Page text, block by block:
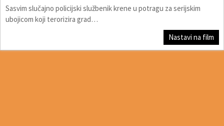
Sasvim slučajno policijski službenik krene u potragu za serijskim
ubojicom koji terorizira grad…
Nastavi na film